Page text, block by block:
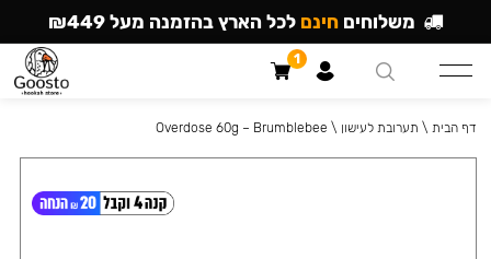
דף הבית \ תערובת לעישון \
Overdose 60g – Brumblebee
משלוחים חינם לכל הארץ בהזמנה מעל ₪449
1